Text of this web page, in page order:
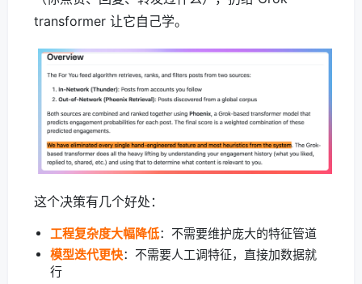
transformer 让它自己学。
这个决策有几个好处：
工程复杂度大幅降低：不需要维护庞大的特征管道
模型迭代更快：不需要人工调特征，直接加数据就
行